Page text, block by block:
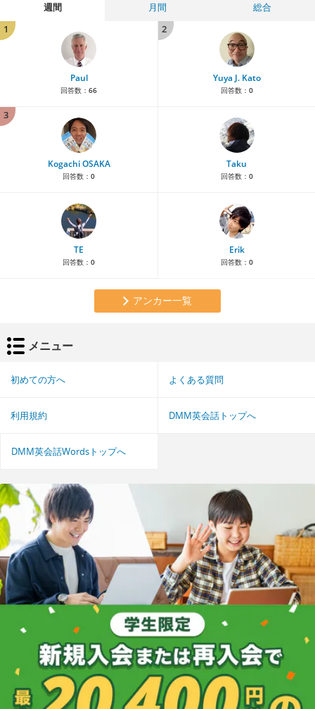
週間 月間
総合
1
Paul
回答数： 66
2
Yuya J. Kato
回答数： 0
3
Kogachi OSAKA
回答数： 0
Taku
回答数： 0
TE
回答数： 0
Erik
回答数： 0
アンカー一覧
メニュー
初めての方へ よくある質問
利用規約 DMM英会話トップへ
DMM英会話Wordsトップへ